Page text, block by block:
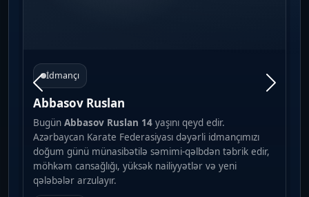
İdmançı
Abbasov Ruslan
Bugün Abbasov Ruslan 14 yaşını qeyd edir.
Azərbaycan Karate Federasiyası dəyərli idmançımızı
doğum günü münasibətilə səmimi-qəlbdən təbrik edir,
möhkəm cansağlığı, yüksək nailiyyətlər və yeni
qələbələr arzulayır.